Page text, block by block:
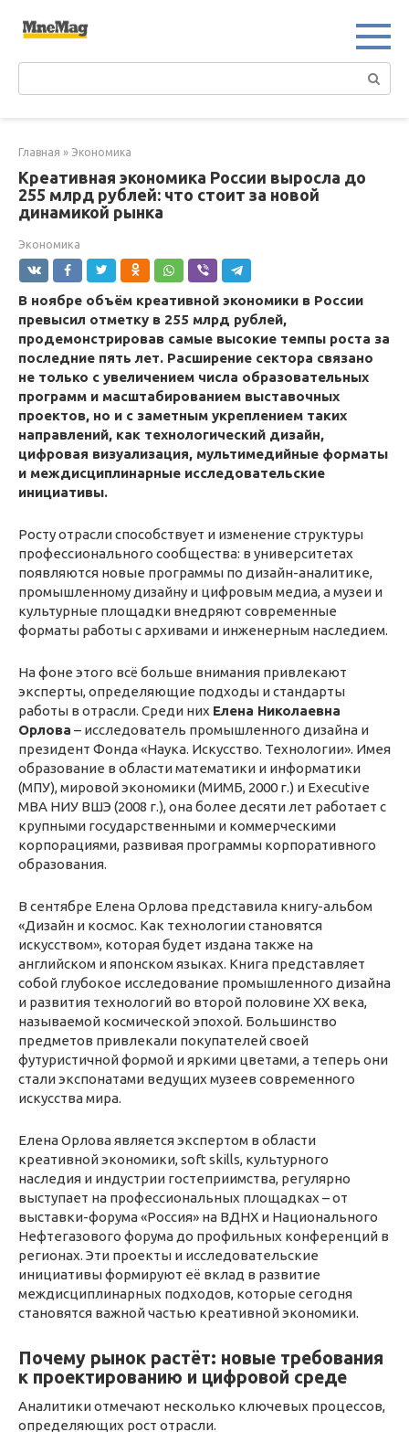
Главная » Экономика
Креативная экономика России выросла до
255 млрд рублей: что стоит за новой
динамикой рынка
Экономика
В ноябре объём креативной экономики в России
превысил отметку в 255 млрд рублей,
продемонстрировав самые высокие темпы роста за
последние пять лет. Расширение сектора связано
не только с увеличением числа образовательных
программ и масштабированием выставочных
проектов, но и с заметным укреплением таких
направлений, как технологический дизайн,
цифровая визуализация, мультимедийные форматы
и междисциплинарные исследовательские
инициативы.
Росту отрасли способствует и изменение структуры
профессионального сообщества: в университетах
появляются новые программы по дизайн-аналитике,
промышленному дизайну и цифровым медиа, а музеи и
культурные площадки внедряют современные
форматы работы с архивами и инженерным наследием.
На фоне этого всё больше внимания привлекают
эксперты, определяющие подходы и стандарты
работы в отрасли. Среди них Елена Николаевна
Орлова – исследователь промышленного дизайна и
президент Фонда «Наука. Искусство. Технологии». Имея
образование в области математики и информатики
(МПУ), мировой экономики (МИМБ, 2000 г.) и Executive
MBA НИУ ВШЭ (2008 г.), она более десяти лет работает с
крупными государственными и коммерческими
корпорациями, развивая программы корпоративного
образования.
В сентябре Елена Орлова представила книгу-альбом
«Дизайн и космос. Как технологии становятся
искусством», которая будет издана также на
английском и японском языках. Книга представляет
собой глубокое исследование промышленного дизайна
и развития технологий во второй половине ХХ века,
называемой космической эпохой. Большинство
предметов привлекали покупателей своей
футуристичной формой и яркими цветами, а теперь они
стали экспонатами ведущих музеев современного
искусства мира.
Елена Орлова является экспертом в области
креативной экономики, soft skills, культурного
наследия и индустрии гостеприимства, регулярно
выступает на профессиональных площадках – от
выставки-форума «Россия» на ВДНХ и Национального
Нефтегазового форума до профильных конференций в
регионах. Эти проекты и исследовательские
инициативы формируют её вклад в развитие
междисциплинарных подходов, которые сегодня
становятся важной частью креативной экономики.
Почему рынок растёт: новые требования
к проектированию и цифровой среде
Аналитики отмечают несколько ключевых процессов,
определяющих рост отрасли.